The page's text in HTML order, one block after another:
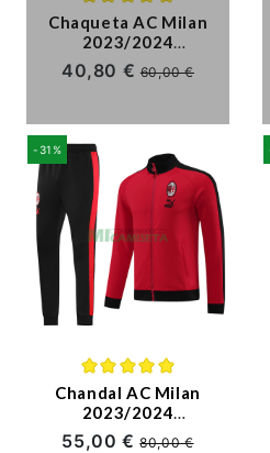
Chaqueta AC Milan
2023/2024
Rojo/Negro
40,80 €60,00 €
-31%
Chandal AC Milan
2023/2024
Rojo/Negro
55,00 €80,00 €